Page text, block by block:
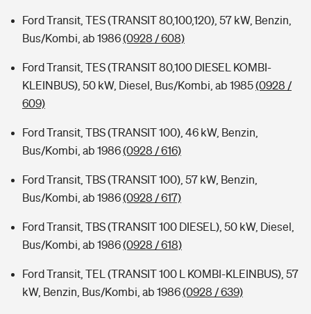
Ford Transit, TES (TRANSIT 80,100,120), 57 kW, Benzin,
Bus/Kombi, ab 1986(0928 / 608)
Ford Transit, TES (TRANSIT 80,100 DIESEL KOMBI-
KLEINBUS), 50 kW, Diesel, Bus/Kombi, ab 1985(0928 /
609)
Ford Transit, TBS (TRANSIT 100), 46 kW, Benzin,
Bus/Kombi, ab 1986(0928 / 616)
Ford Transit, TBS (TRANSIT 100), 57 kW, Benzin,
Bus/Kombi, ab 1986(0928 / 617)
Ford Transit, TBS (TRANSIT 100 DIESEL), 50 kW, Diesel,
Bus/Kombi, ab 1986(0928 / 618)
Ford Transit, TEL (TRANSIT 100 L KOMBI-KLEINBUS), 57
kW, Benzin, Bus/Kombi, ab 1986(0928 / 639)